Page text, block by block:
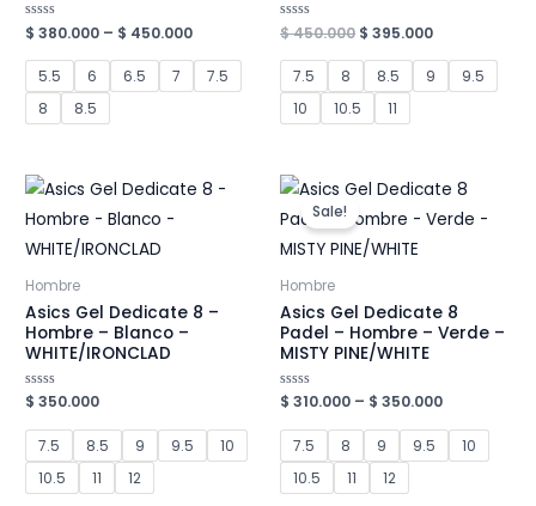
Valorado
en
0
de
$ 380.000 – $ 450.000
5.5 6 6.5 7
7.5
8
8.5
Valorado
en
0
$450.000 Original
was:
$ 450.000.
$ 395.000Current
is:
$ 395.000.
7.5 8 8.5 9
9.5
10
10.5 11
Hombre
Asics Gel Dedicate 8 –
Hombre – Blanco –
WHITE/IRONCLAD
Valorado
en
de
$ 350.000
7.5 8.5 9 9.5
10
10.5
11 12
Sale!
Hombre
Asics Gel Dedicate 8
Padel – Hombre – Verde –
MISTY PINE/WHITE
Valorado
en
$ 310.000 – $ 350.000
7.5 8 9 9.5
10
10.5
11 12